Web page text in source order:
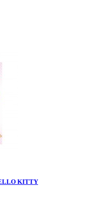
KITTY